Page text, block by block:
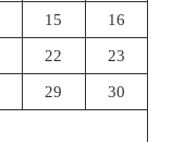
15 16
22 23
29 30